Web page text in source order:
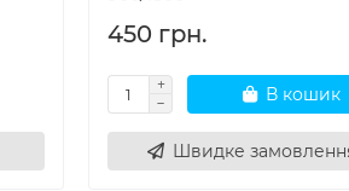
450 грн.
В кошик
Швидке